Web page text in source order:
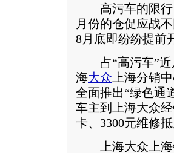
高污车的限行
月份的仓促应战
8月底即纷纷提前
占“高污车”近
海大众 上海分销
全面推出“绿色通
车主到上海大众
卡、3300元维修
上海大众上海